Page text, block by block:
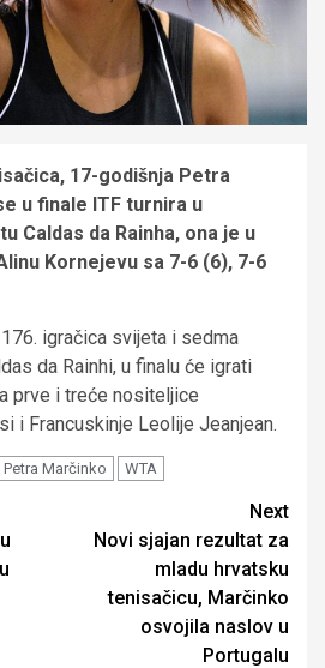
17-godišnja Petra
u finale ITF turnira u
Caldas da Rainha, ona je u
Kornejevu sa 7-6 (6), 7-6
igračica svijeta i sedma
da Rainhi, u finalu će igrati
prve i treće nositeljice
i Francuskinje Leolije Jeanjean.
Petra Marčinko WTA
Next
Novi sjajan rezultat za
mladu hrvatsku
tenisačicu, Marčinko
osvojila naslov u
Portugalu